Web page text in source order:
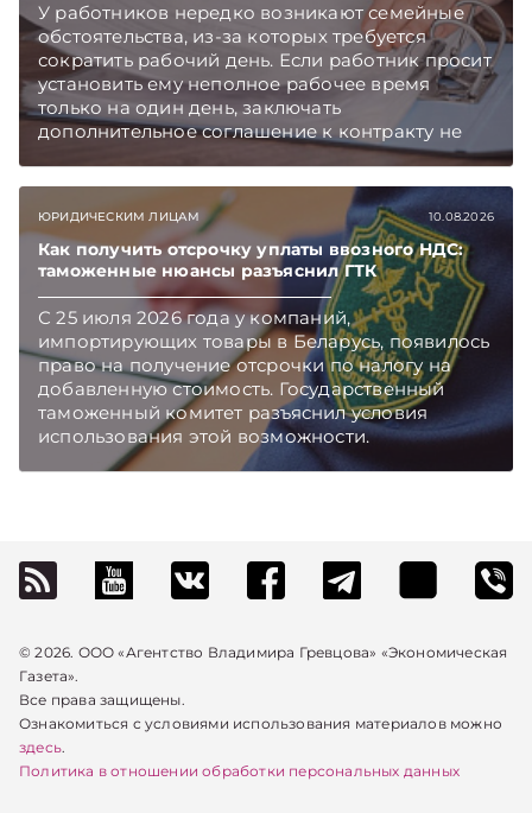
У работников нередко возникают семейные
обстоятельства, из-за которых требуется
сократить рабочий день. Если работник просит
установить ему неполное рабочее время
только на один день, заключать
дополнительное соглашение к контракту не
требуется – достаточно оформить приказ
занятости и социальной защите
Мингорисполкома. Подписывайтесь на
Telegram‑канал и Viber. Главное об экономике
Беларуси — раньше, чем в новостях
TelegramViber
ЮРИДИЧЕСКИМ ЛИЦАМ 10.08.2026
Как получить отсрочку уплаты ввозного НДС:
таможенные нюансы разъяснил ГТК
С 25 июля 2026 года у компаний,
импортирующих товары в Беларусь, появилось
право на получение отсрочки по налогу на
добавленную стоимость. Государственный
таможенный комитет разъяснил условия
использования этой возможности.
Подписывайтесь на Telegram‑канал и Viber.
© 2026. ООО «Агентство Владимира Гревцова» «Экономическая
Газета».
Все права защищены.
Ознакомиться с условиями использования материалов можно
здесь.
Политика в отношении обработки персональных данных